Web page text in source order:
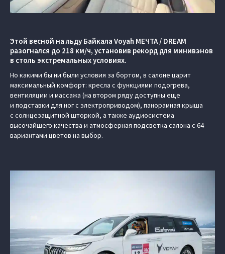
Этой весной на льду Байкала Voyah МЕЧТА / DREAM
разогнался до 218 км/ч, установив рекорд для минивэнов
в столь экстремальных условиях.
Но какими бы ни были условия за бортом, в салоне царит
максимальный комфорт: кресла с функциями подогрева,
вентиляции и массажа (на втором ряду доступны еще
и подставки для ног с электроприводом), панорамная крыша
с солнцезащитной шторкой, а также аудиосистема
высочайшего качества и атмосферная подсветка салона с 64
вариантами цветов на выбор.